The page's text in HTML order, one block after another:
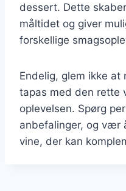
dessert. Dette
måltidet og giver
forskellige
Endelig, glem ikke at
tapas med den rette
oplevelsen. Spørg
anbefalinger, og vær
vine, der kan